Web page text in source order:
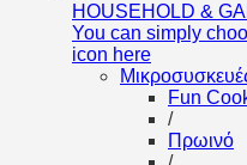
HOUSEHOLD &
You can simply
icon here
Fun
/
Πρωινό